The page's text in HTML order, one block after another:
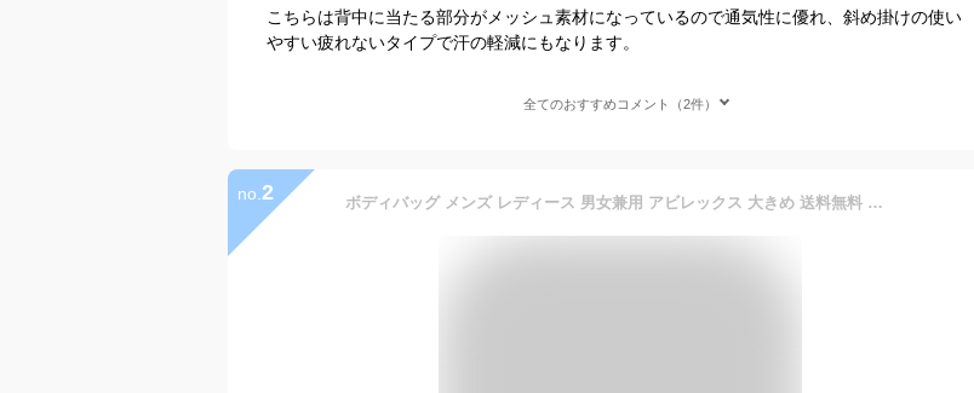
こちらは背中に当たる部分がメッシュ素材になっているので通気性に優れ、斜め掛けの使い
やすい疲れないタイプで汗の軽減にもなります。
全てのおすすめコメント（2件）
no. 2 ボディバッグ メンズ レディース 男女兼用 アビレックス 大きめ 送料無料 アヴィレックス AVIREX キャンバス ワンショルダーバッグ 通勤 通学 アウトドア 斜めがけバッグ ミリタリー 人気 ボディーバッグ ボディバック かっこいい 黒 鞄 AVX305 EAGLE イーグル 大容量